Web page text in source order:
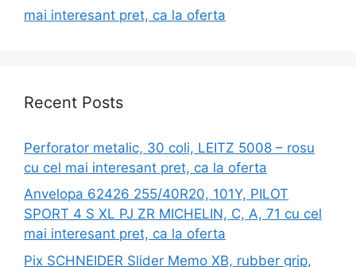
mai interesant pret, ca la oferta
Recent Posts
Perforator metalic, 30 coli, LEITZ 5008 – rosu
cu cel mai interesant pret, ca la oferta
Anvelopa 62426 255/40R20, 101Y, PILOT
SPORT 4 S XL PJ ZR MICHELIN, C, A, 71 cu cel
mai interesant pret, ca la oferta
Pix SCHNEIDER Slider Memo XB, rubber grip,